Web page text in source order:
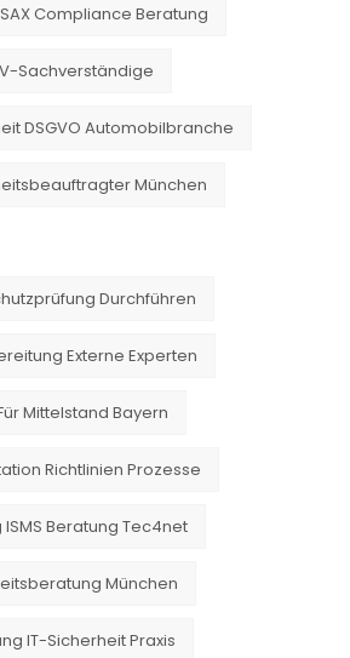
Compliance Beratung
Sachverständige
DSGVO Automobilbranche
München
Durchführen
Externe Experten
Mittelstand Bayern
Richtlinien Prozesse
ISMS Beratung Tec4net
München
IT-Sicherheit Praxis